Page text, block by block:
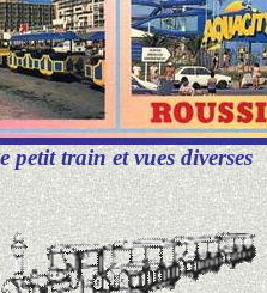
petit train et vues diverses